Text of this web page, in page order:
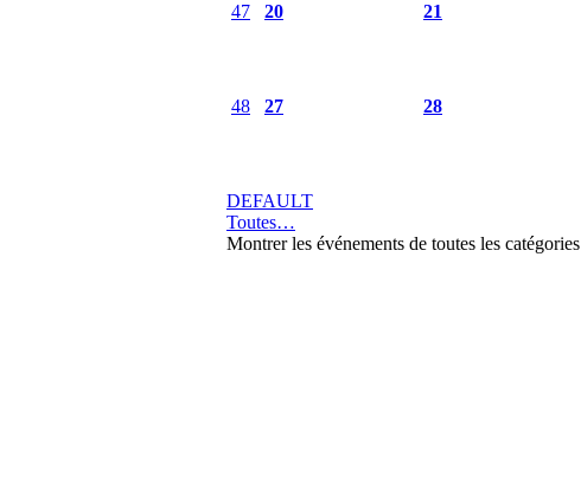
47 20 21
48 27 28
DEFAULT
Toutes…
Montrer les événements de toutes les catégories